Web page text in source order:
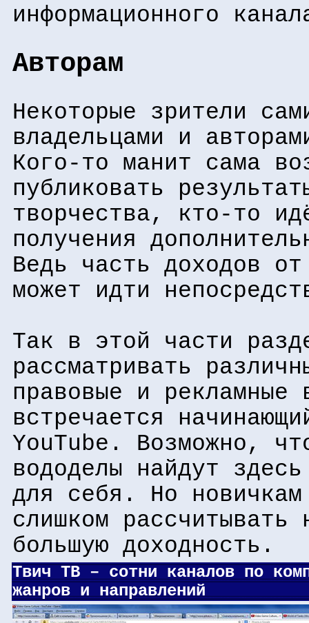
информационного
Авторам
Некоторые зрители
владельцами и
Кого-то манит сама
публиковать
творчества, кто-то
получения
Ведь часть доходов
может идти
Так в этой части
рассматривать
правовые и рекламные
встречается
YouTube. Возможно,
вододелы найдут
для себя. Но
слишком
большую доходность.
Твич ТВ – сотни каналов по
жанров и направлений